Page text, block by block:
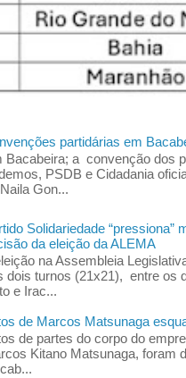
partidárias em
Bacabeira; a convenção dos
PSDB e Cidadania
Gon...
Solidariedade “pressiona”
da eleição da ALEMA
na Assembleia
dois turnos (21x21), entre os
e Irac...
de Marcos Matsunaga
de partes do corpo do
Kitano Matsunaga, foram